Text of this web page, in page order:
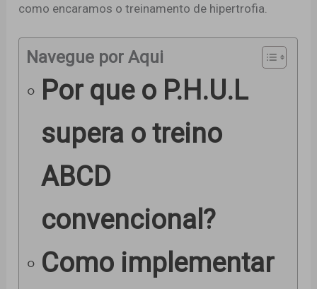
como encaramos o treinamento de hipertrofia.
Navegue por Aqui
Por que o P.H.U.L
supera o treino
ABCD
convencional?
Como implementar